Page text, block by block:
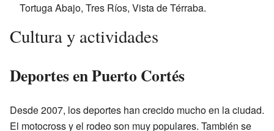
Tortuga Abajo, Tres Ríos, Vista de Térraba.
Cultura y actividades
Deportes en Puerto Cortés
Desde 2007, los deportes han crecido mucho en la ciudad.
El motocross y el rodeo son muy populares. También se